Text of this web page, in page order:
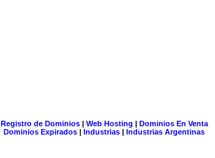
Registro de Dominios| Web Hosting | Dominios En Venta
Dominios Expirados | Industrias | Industrias Argentinas